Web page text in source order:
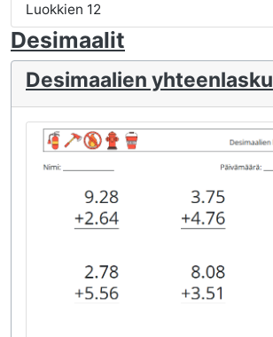
Luokkien 12
Desimaalit
Desimaalien yhteenlasku